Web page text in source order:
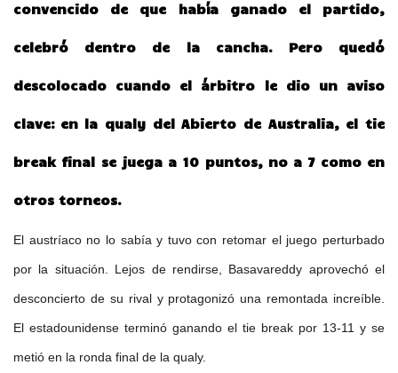
convencido de que había ganado el partido,
celebró dentro de la cancha. Pero quedó
descolocado cuando el árbitro le dio un aviso
clave: en la qualy del Abierto de Australia, el tie
break final se juega a 10 puntos, no a 7 como en
otros torneos.
El austríaco no lo sabía y tuvo con retomar el juego perturbado
por la situación. Lejos de rendirse, Basavareddy aprovechó el
desconcierto de su rival y protagonizó una remontada increíble.
El estadounidense terminó ganando el tie break por 13-11 y se
metió en la ronda final de la qualy.